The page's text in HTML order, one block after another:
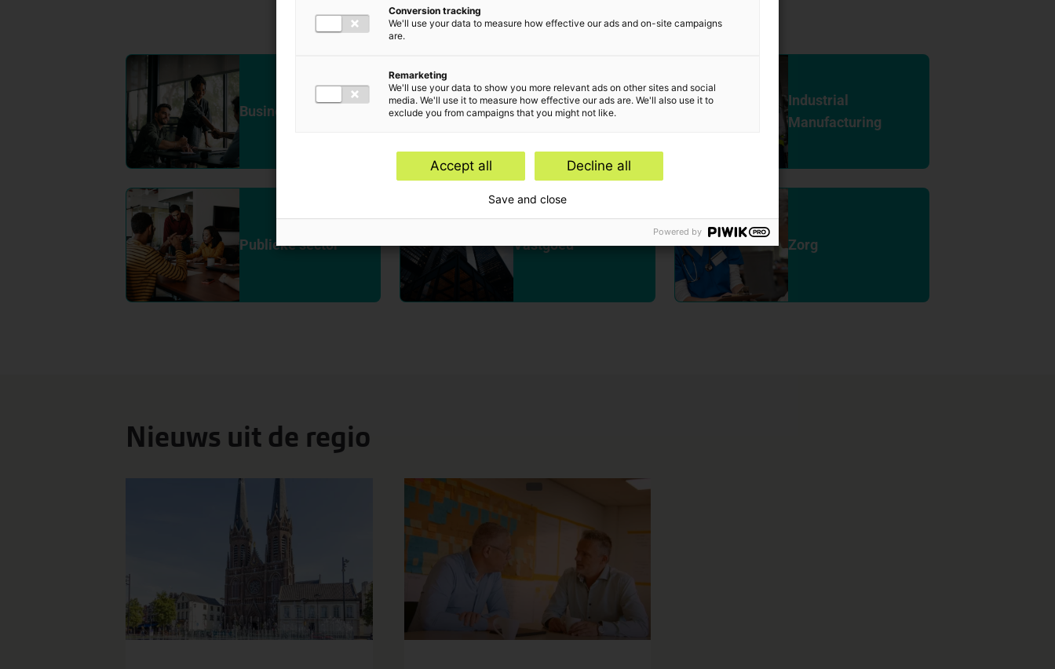
aansluit bij je dagelijkse praktijk.
Business Services Consumer Goods
Industrial
Manufacturing
Publieke sector Vastgoed Zorg
Nieuws uit de regio
Conversion tracking
We'll use your data to measure how effective our ads and on-site campaigns
are.
Remarketing
We'll use your data to show you more relevant ads on other sites and social
media. We'll use it to measure how effective our ads are. We'll also use it to
exclude you from campaigns that you might not like.
Accept all Decline all
Save and close
Powered by